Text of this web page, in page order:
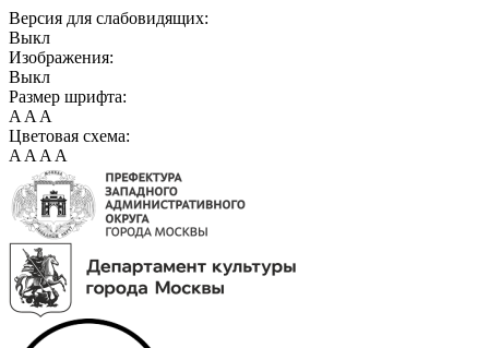
Версия для слабовидящих:
Выкл
Изображения:
Выкл
Размер шрифта:
A A A
Цветовая схема:
A A A A